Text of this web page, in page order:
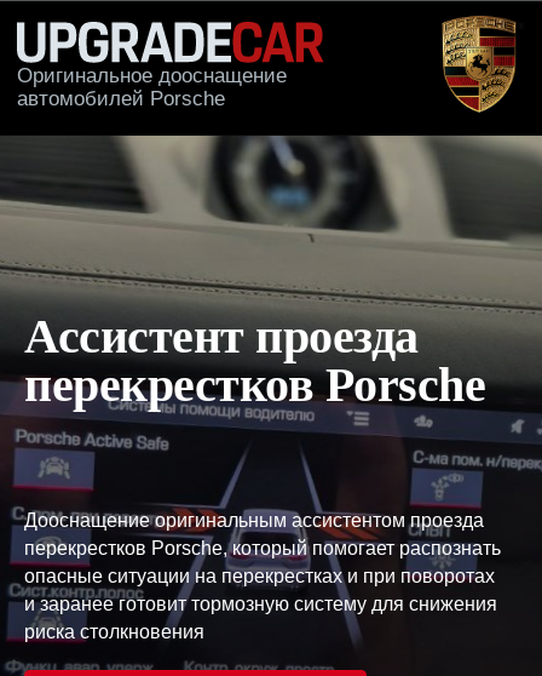
Оригинальное дооснащение
автомобилей Porsche
КАТАЛОГ ПРИМЕРЫ
Ассистент проезда
перекрестков Porsche
Дооснащение оригинальным ассистентом проезда
перекрестков Porsche, который помогает распознать
опасные ситуации на перекрестках и при поворотах
и заранее готовит тормозную систему для снижения
риска столкновения